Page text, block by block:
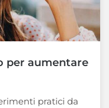
per aumentare
pratici da